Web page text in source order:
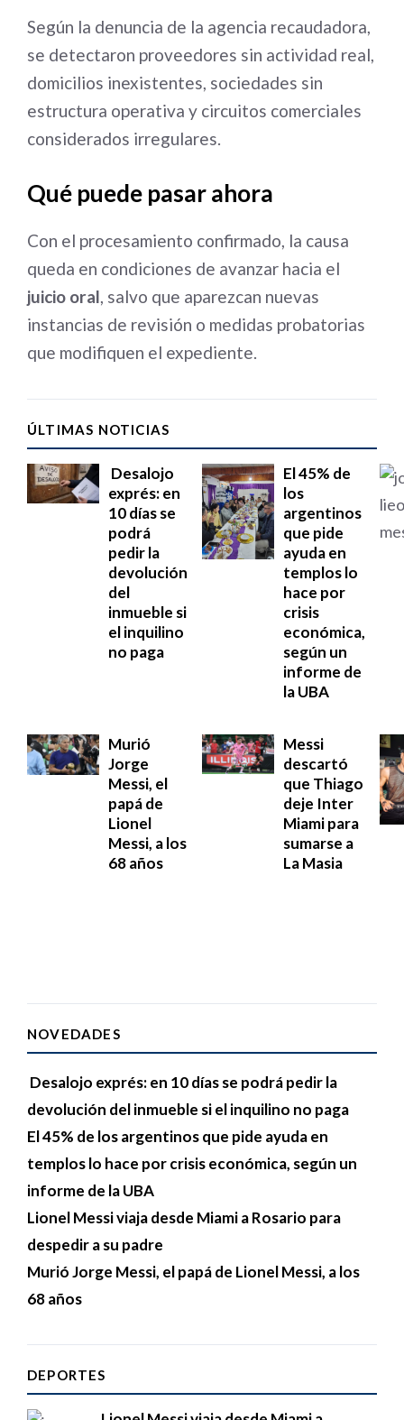
Según la denuncia de la agencia recaudadora,
se detectaron proveedores sin actividad real,
domicilios inexistentes, sociedades sin
estructura operativa y circuitos comerciales
considerados irregulares.
Qué puede pasar ahora
Con el procesamiento confirmado, la causa
queda en condiciones de avanzar hacia el
juicio oral , salvo que aparezcan nuevas
instancias de revisión o medidas probatorias
que modifiquen el expediente.
ÚLTIMAS NOTICIAS
Desalojo
exprés: en
10 días se
podrá
pedir la
devolución
del
inmueble si
el inquilino
no paga
El 45% de
los
argentinos
que pide
ayuda en
templos lo
hace por
crisis
económica,
según un
informe de
la UBA
Murió
Jorge
Messi, el
papá de
Lionel
Messi, a los
68 años
Messi
descartó
que Thiago
deje Inter
Miami para
sumarse a
La Masia
NOVEDADES
Desalojo exprés: en 10 días se podrá pedir la
devolución del inmueble si el inquilino no paga
El 45% de los argentinos que pide ayuda en
templos lo hace por crisis económica, según un
informe de la UBA
Lionel Messi viaja desde Miami a Rosario para
despedir a su padre
Murió Jorge Messi, el papá de Lionel Messi, a los
68 años
DEPORTES